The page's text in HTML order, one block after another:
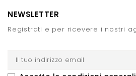
NEWSLETTER
Registrati e per ricevere i nostri